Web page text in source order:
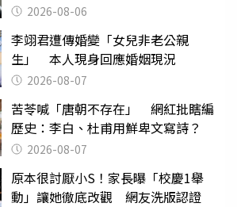
2026-08-06
李翊君遭傳婚變「女兒非老公親
生」 本人現身回應婚姻現況
2026-08-07
苦苓喊「唐朝不存在」 網紅批瞎編
歷史：李白、杜甫用鮮卑文寫詩？
2026-08-07
原本很討厭小S！家長曝「校慶1舉
動」讓她徹底改觀 網友洗版認證